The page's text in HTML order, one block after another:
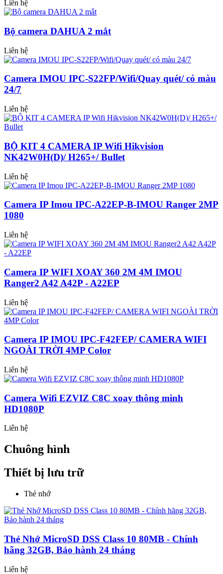
Liên hệ
Bộ camera DAHUA 2 mắt
Liên hệ
Camera IMOU IPC-S22FP/Wifi/Quay quét/ có màu
24/7
Liên hệ
BỘ KIT 4 CAMERA IP Wifi Hikvision
NK42W0H(D)/ H265+/ Bullet
Liên hệ
Camera IP Imou IPC-A22EP-B-IMOU Ranger 2MP
1080
Liên hệ
Camera IP WIFI XOAY 360 2M 4M IMOU
Ranger2 A42 A42P - A22EP
Liên hệ
Camera IP IMOU IPC-F42FEP/ CAMERA WIFI
NGOÀI TRỜI 4MP Color
Liên hệ
Camera Wifi EZVIZ C8C xoay thông minh
HD1080P
Liên hệ
Chuông hình
Thiết bị lưu trữ
Thẻ nhớ
Thẻ Nhớ MicroSD DSS Class 10 80MB - Chính
hãng 32GB, Bảo hành 24 tháng
Liên hệ